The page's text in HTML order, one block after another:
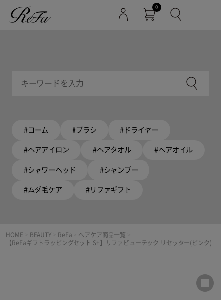
0
#コーム #ブラシ #ドライヤー
#ヘアアイロン #ヘアタオル #ヘアオイル
#シャワーヘッド #シャンプー
#ムダ毛ケア #リファギフト
HOME BEAUTY ReFa ヘアケア商品一覧
【ReFaギフトラッピングセット S+】リファビューテック リセッター(ピンク)